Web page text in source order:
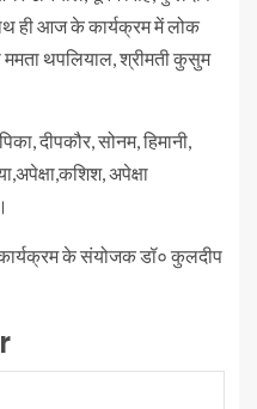
ही आज के कार्यक्रम में लोक
ममता थपलियाल, श्रीमती कुसुम
दीपकौर, सोनम, हिमानी,
अपेक्षा
के संयोजक डॉ० कुलदीप